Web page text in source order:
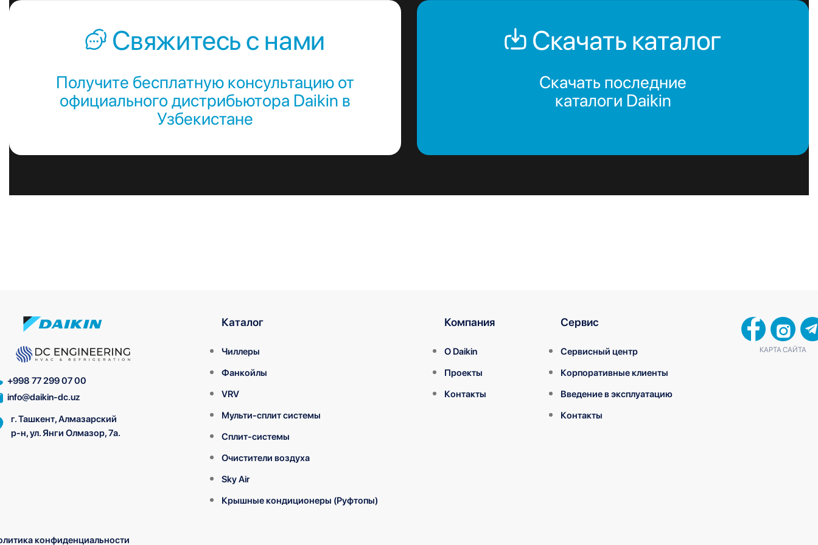
Свяжитесь с нами
Получите бесплатную консультацию от
официального дистрибьютора Daikin в
Узбекистане
Скачать каталог
Скачать последние
каталоги Daikin
+998 77 299 07 00
info@daikin-dc.uz
г. Ташкент, Алмазарский
р-н, ул. Янги Олмазор, 7а.
Каталог
Чиллеры
Фанкойлы
VRV
Мульти-сплит системы
Сплит-системы
Очистители воздуха
Sky Air
Крышные кондиционеры (Руфтопы)
Компания
О Daikin
Проекты
Контакты
Сервис
Сервисный центр
Корпоративные клиенты
Введение в эксплуатацию
Контакты
КАРТА САЙТА
конфиденциальности